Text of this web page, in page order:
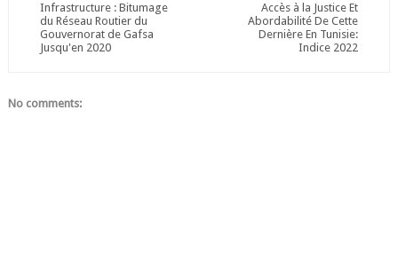
Accès à la Justice Et
Abordabilité De Cette
Dernière En Tunisie:
Indice 2022
Infrastructure : Bitumage
du Réseau Routier du
Gouvernorat de Gafsa
Jusqu'en 2020
No comments: